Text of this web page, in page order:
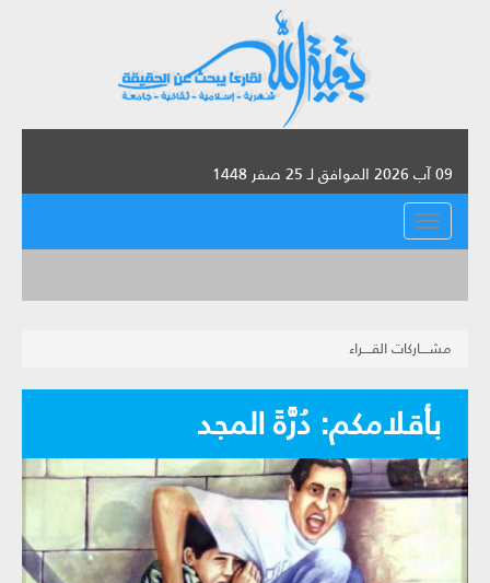
09 آب 2026 الموافق لـ 25 صفر 1448
القائمة
مشــــاركات القــــراء
بأقلامكم: دُرَّةَ المجد